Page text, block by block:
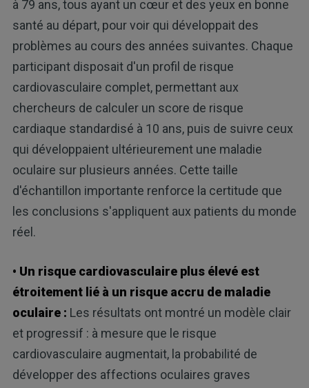
à 79 ans, tous ayant un cœur et des yeux en bonne
santé au départ, pour voir qui développait des
problèmes au cours des années suivantes. Chaque
participant disposait d'un profil de risque
cardiovasculaire complet, permettant aux
chercheurs de calculer un score de risque
cardiaque standardisé à 10 ans, puis de suivre ceux
qui développaient ultérieurement une maladie
oculaire sur plusieurs années. Cette taille
d'échantillon importante renforce la certitude que
les conclusions s'appliquent aux patients du monde
réel.
• Un risque cardiovasculaire plus élevé est
étroitement lié à un risque accru de maladie
oculaire : Les résultats ont montré un modèle clair
et progressif : à mesure que le risque
cardiovasculaire augmentait, la probabilité de
développer des affections oculaires graves